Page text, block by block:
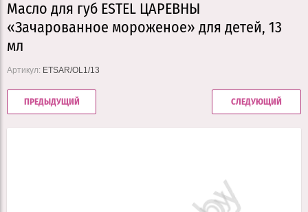
Масло для губ ESTEL ЦАРЕВНЫ
«Зачарованное мороженое» для детей, 13
мл
Артикул: ETSAR/OL1/13
ПРЕДЫДУЩИЙ СЛЕДУЮЩИЙ